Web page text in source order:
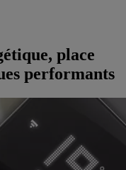
place
performants